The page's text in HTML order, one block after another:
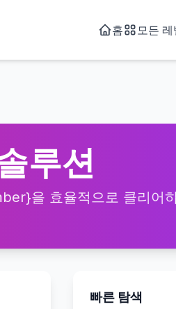
홈 모든 레
루션
을 효율적으로 클리어
빠른 탐색